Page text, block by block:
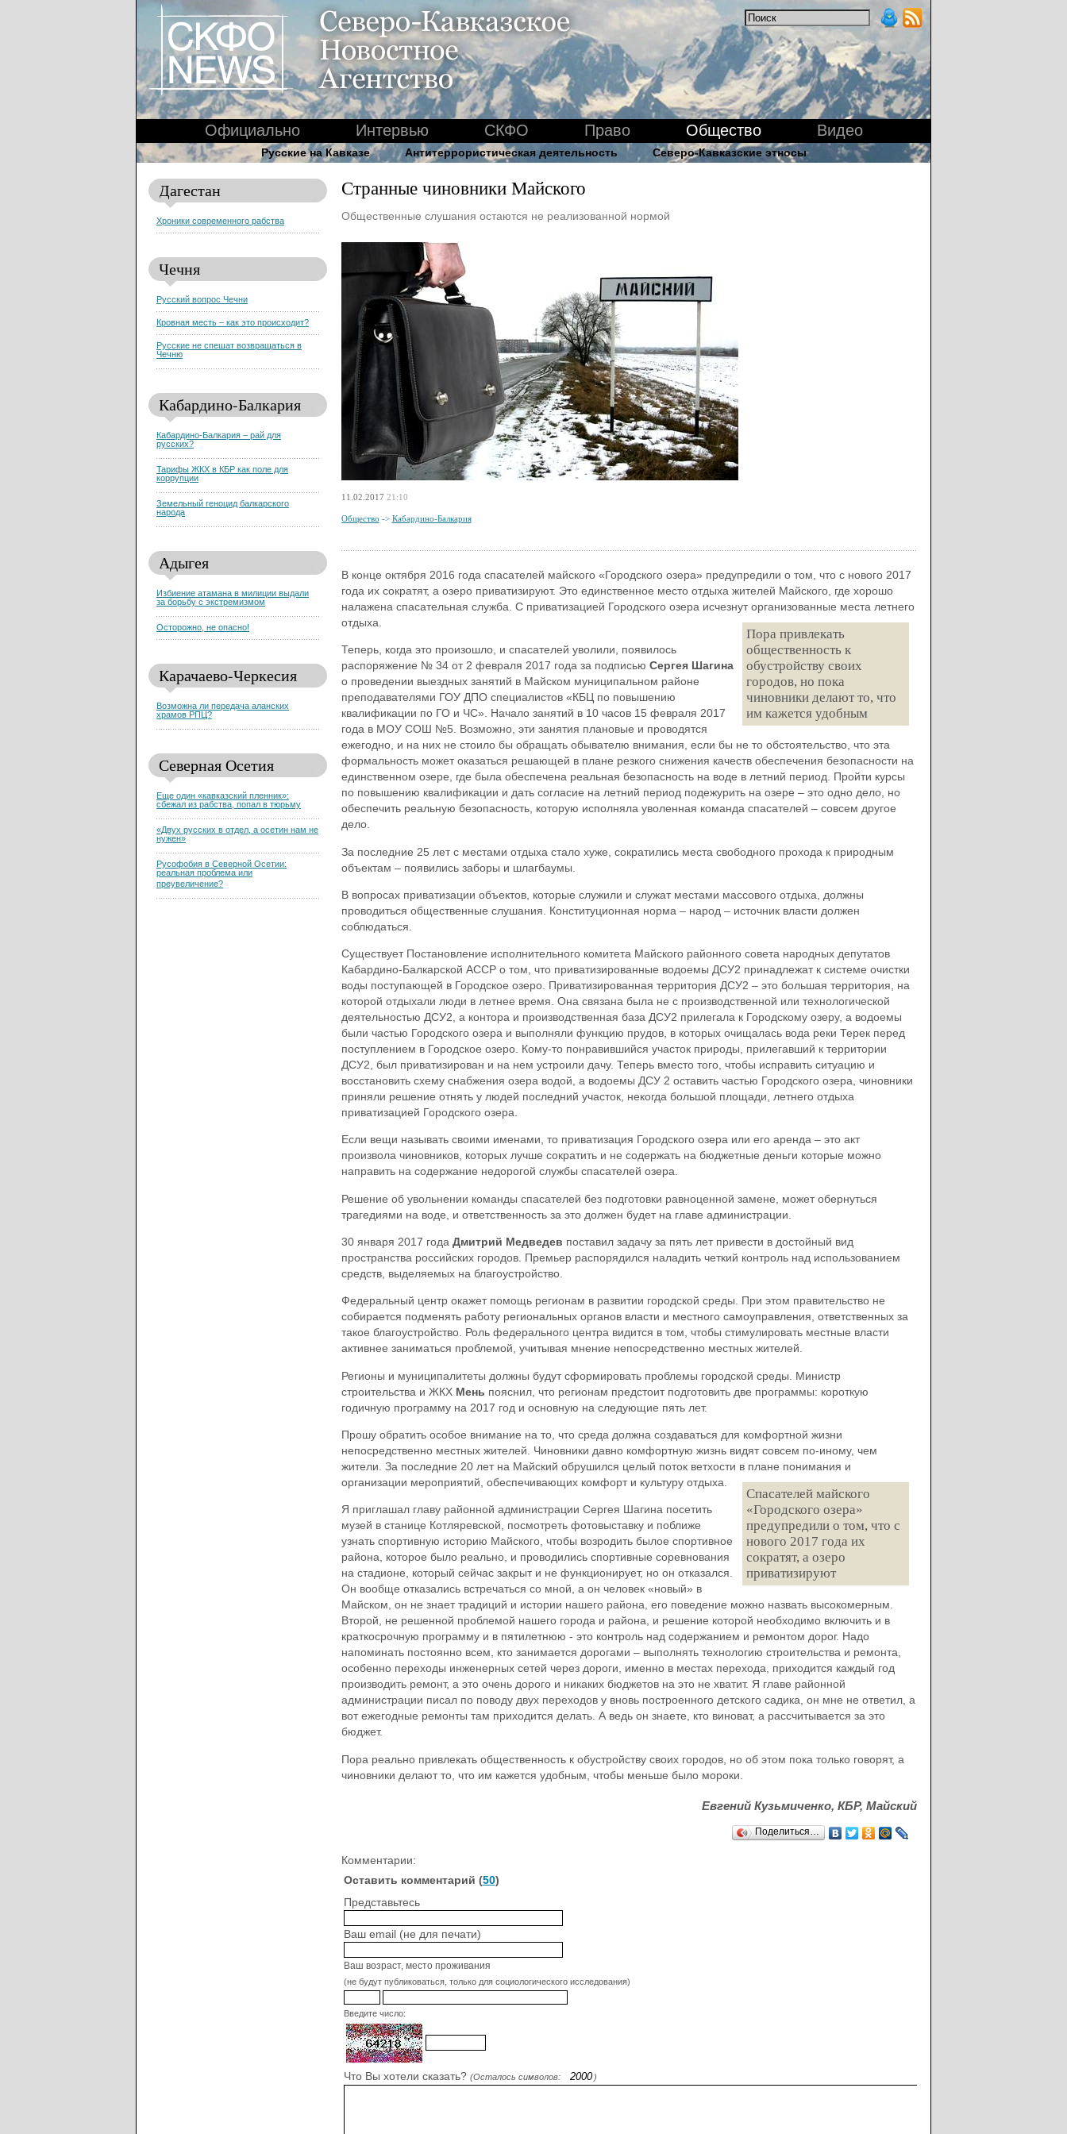
Официально Интервью СКФО Право Общество Видео
Русские на Кавказе Антитеррористическая деятельность Северо-Кавказские этносы
Дагестан
Хроники современного рабства
Чечня
Русский вопрос Чечни
Кровная месть – как это происходит?
Русские не спешат возвращаться в
Чечню
Кабардино-Балкария
Кабардино-Балкария – рай для
русских?
Тарифы ЖКХ в КБР как поле для
коррупции
Земельный геноцид балкарского
народа
Адыгея
Избиение атамана в милиции выдали
за борьбу с экстремизмом
Осторожно, не опасно!
Карачаево-Черкесия
Возможна ли передача аланских
храмов РПЦ?
Северная Осетия
Еще один «кавказский пленник»:
сбежал из рабства, попал в тюрьму
«Двух русских в отдел, а осетин нам не
нужен»
Русофобия в Северной Осетии:
реальная проблема или
преувеличение?
Странные чиновники Майского
Общественные слушания остаются не реализованной нормой
11.02.2017 21:10
Общество -> Кабардино-Балкария
В конце октября 2016 года спасателей майского «Городского озера» предупредили о том, что с нового 2017
года их сократят, а озеро приватизируют. Это единственное место отдыха жителей Майского, где хорошо
налажена спасательная служба. С приватизацией Городского озера исчезнут организованные места летнего
отдыха.
Пора привлекать
общественность к
обустройству своих
городов, но пока
чиновники делают то, что
им кажется удобным
Теперь, когда это произошло, и спасателей уволили, появилось
распоряжение № 34 от 2 февраля 2017 года за подписью Сергея Шагина
о проведении выездных занятий в Майском муниципальном районе
преподавателями ГОУ ДПО специалистов «КБЦ по повышению
квалификации по ГО и ЧС». Начало занятий в 10 часов 15 февраля 2017
года в МОУ СОШ №5. Возможно, эти занятия плановые и проводятся
ежегодно, и на них не стоило бы обращать обывателю внимания, если бы не то обстоятельство, что эта
формальность может оказаться решающей в плане резкого снижения качеств обеспечения безопасности на
единственном озере, где была обеспечена реальная безопасность на воде в летний период. Пройти курсы
по повышению квалификации и дать согласие на летний период подежурить на озере – это одно дело, но
обеспечить реальную безопасность, которую исполняла уволенная команда спасателей – совсем другое
дело.
За последние 25 лет с местами отдыха стало хуже, сократились места свободного прохода к природным
объектам – появились заборы и шлагбаумы.
В вопросах приватизации объектов, которые служили и служат местами массового отдыха, должны
проводиться общественные слушания. Конституционная норма – народ – источник власти должен
соблюдаться.
Существует Постановление исполнительного комитета Майского районного совета народных депутатов
Кабардино-Балкарской АССР о том, что приватизированные водоемы ДСУ2 принадлежат к системе очистки
воды поступающей в Городское озеро. Приватизированная территория ДСУ2 – это большая территория, на
которой отдыхали люди в летнее время. Она связана была не с производственной или технологической
деятельностью ДСУ2, а контора и производственная база ДСУ2 прилегала к Городскому озеру, а водоемы
были частью Городского озера и выполняли функцию прудов, в которых очищалась вода реки Терек перед
поступлением в Городское озеро. Кому-то понравившийся участок природы, прилегавший к территории
ДСУ2, был приватизирован и на нем устроили дачу. Теперь вместо того, чтобы исправить ситуацию и
восстановить схему снабжения озера водой, а водоемы ДСУ 2 оставить частью Городского озера, чиновники
приняли решение отнять у людей последний участок, некогда большой площади, летнего отдыха
приватизацией Городского озера.
Если вещи называть своими именами, то приватизация Городского озера или его аренда – это акт
произвола чиновников, которых лучше сократить и не содержать на бюджетные деньги которые можно
направить на содержание недорогой службы спасателей озера.
Решение об увольнении команды спасателей без подготовки равноценной замене, может обернуться
трагедиями на воде, и ответственность за это должен будет на главе администрации.
30 января 2017 года Дмитрий Медведев поставил задачу за пять лет привести в достойный вид
пространства российских городов. Премьер распорядился наладить четкий контроль над использованием
средств, выделяемых на благоустройство.
Федеральный центр окажет помощь регионам в развитии городской среды. При этом правительство не
собирается подменять работу региональных органов власти и местного самоуправления, ответственных за
такое благоустройство. Роль федерального центра видится в том, чтобы стимулировать местные власти
активнее заниматься проблемой, учитывая мнение непосредственно местных жителей.
Регионы и муниципалитеты должны будут сформировать проблемы городской среды. Министр
строительства и ЖКХ Мень пояснил, что регионам предстоит подготовить две программы: короткую
годичную программу на 2017 год и основную на следующие пять лет.
Прошу обратить особое внимание на то, что среда должна создаваться для комфортной жизни
непосредственно местных жителей. Чиновники давно комфортную жизнь видят совсем по-иному, чем
жители. За последние 20 лет на Майский обрушился целый поток ветхости в плане понимания и
организации мероприятий, обеспечивающих комфорт и культуру отдыха.
Спасателей майского
«Городского озера»
предупредили о том, что с
нового 2017 года их
сократят, а озеро
приватизируют
Я приглашал главу районной администрации Сергея Шагина посетить
музей в станице Котляревской, посмотреть фотовыставку и поближе
узнать спортивную историю Майского, чтобы возродить былое спортивное
района, которое было реально, и проводились спортивные соревнования
на стадионе, который сейчас закрыт и не функционирует, но он отказался.
Он вообще отказались встречаться со мной, а он человек «новый» в
Майском, он не знает традиций и истории нашего района, его поведение можно назвать высокомерным.
Второй, не решенной проблемой нашего города и района, и решение которой необходимо включить и в
краткосрочную программу и в пятилетнюю - это контроль над содержанием и ремонтом дорог. Надо
напоминать постоянно всем, кто занимается дорогами – выполнять технологию строительства и ремонта,
особенно переходы инженерных сетей через дороги, именно в местах перехода, приходится каждый год
производить ремонт, а это очень дорого и никаких бюджетов на это не хватит. Я главе районной
администрации писал по поводу двух переходов у вновь построенного детского садика, он мне не ответил, а
вот ежегодные ремонты там приходится делать. А ведь он знаете, кто виноват, а рассчитывается за это
бюджет.
Пора реально привлекать общественность к обустройству своих городов, но об этом пока только говорят, а
чиновники делают то, что им кажется удобным, чтобы меньше было мороки.
Евгений Кузьмиченко, КБР, Майский
Поделиться…
Комментарии:
Оставить комментарий (50)
Представьтесь
Ваш email (не для печати)
Ваш возраст, место проживания
(не будут публиковаться, только для социологического исследования)
Введите число:
Что Вы хотели сказать? (Осталось символов: )